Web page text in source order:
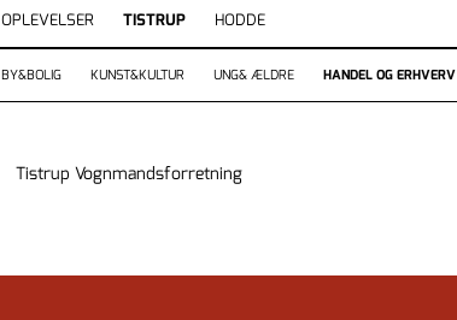
OPLEVELSER TISTRUP HODDE
BY&BOLIG KUNST&KULTUR UNG& ÆLDRE HANDEL OG ERHVERV
Tistrup Vognmandsforretning